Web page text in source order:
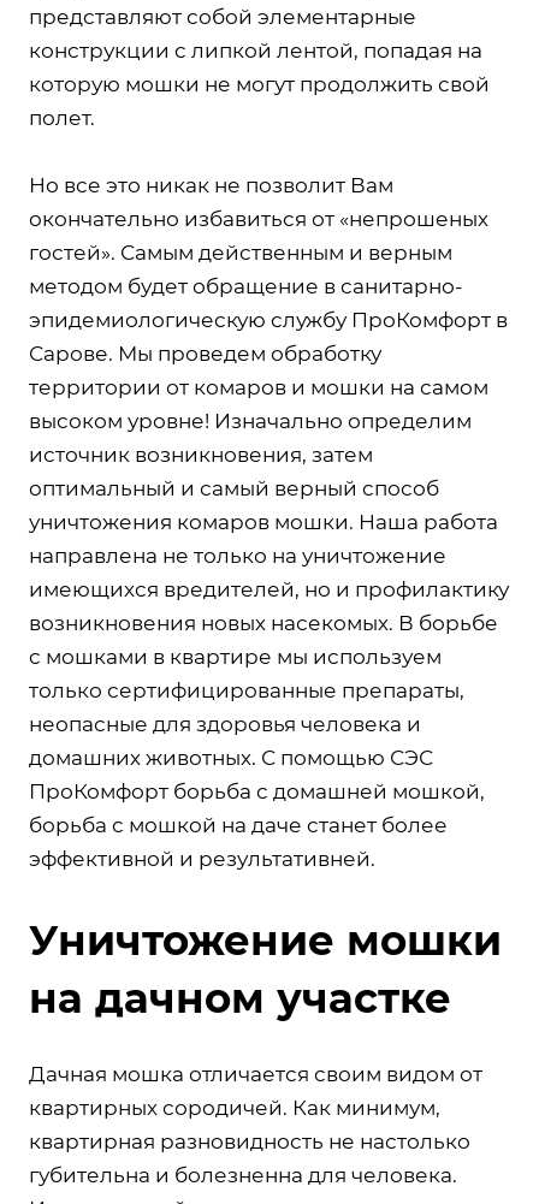
представляют собой элементарные
конструкции с липкой лентой, попадая на
которую мошки не могут продолжить свой
полет.
Но все это никак не позволит Вам
окончательно избавиться от «непрошеных
гостей». Самым действенным и верным
методом будет обращение в санитарно-
эпидемиологическую службу ПроКомфорт в
Сарове. Мы проведем обработку
территории от комаров и мошки на самом
высоком уровне! Изначально определим
источник возникновения, затем
оптимальный и самый верный способ
уничтожения комаров мошки. Наша работа
направлена не только на уничтожение
имеющихся вредителей, но и профилактику
возникновения новых насекомых. В борьбе
с мошками в квартире мы используем
только сертифицированные препараты,
неопасные для здоровья человека и
домашних животных. С помощью СЭС
ПроКомфорт борьба с домашней мошкой,
борьба с мошкой на даче станет более
эффективной и результативней.
Уничтожение мошки
на дачном участке
Дачная мошка отличается своим видом от
квартирных сородичей. Как минимум,
квартирная разновидность не настолько
губительна и болезненна для человека.